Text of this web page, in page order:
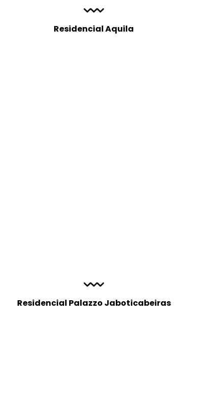
Residencial Aquila
Residencial Palazzo Jaboticabeiras